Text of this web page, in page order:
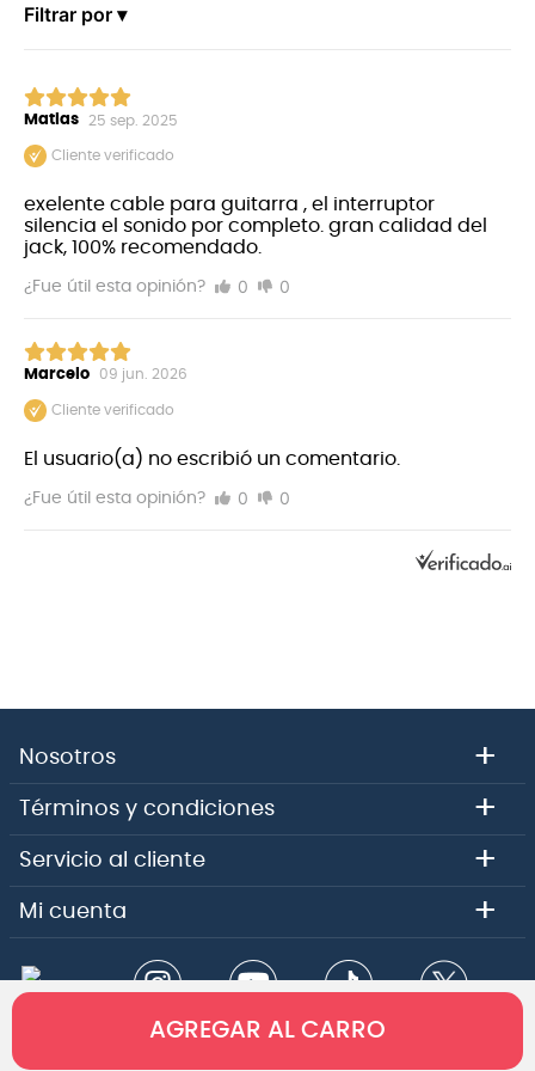
AGREGAR AL CARRO
Filtrar por ▾
Matias 25 sep. 2025
Cliente verificado
exelente cable para guitarra , el interruptor
silencia el sonido por completo. gran calidad del
jack, 100% recomendado.
¿Fue útil esta opinión? 0 0
Marcelo 09 jun. 2026
Cliente verificado
El usuario(a) no escribió un comentario.
¿Fue útil esta opinión? 0 0
Nosotros +
Términos y condiciones +
Servicio al cliente +
Mi cuenta +